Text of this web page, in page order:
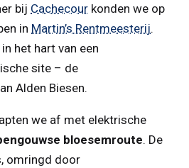
bij Cachecour konden we op
in Martin’s Rentmeesterij.
het hart van een
site – de
Alden Biesen.
we af met elektrische
bloesemroute. De
omringd door